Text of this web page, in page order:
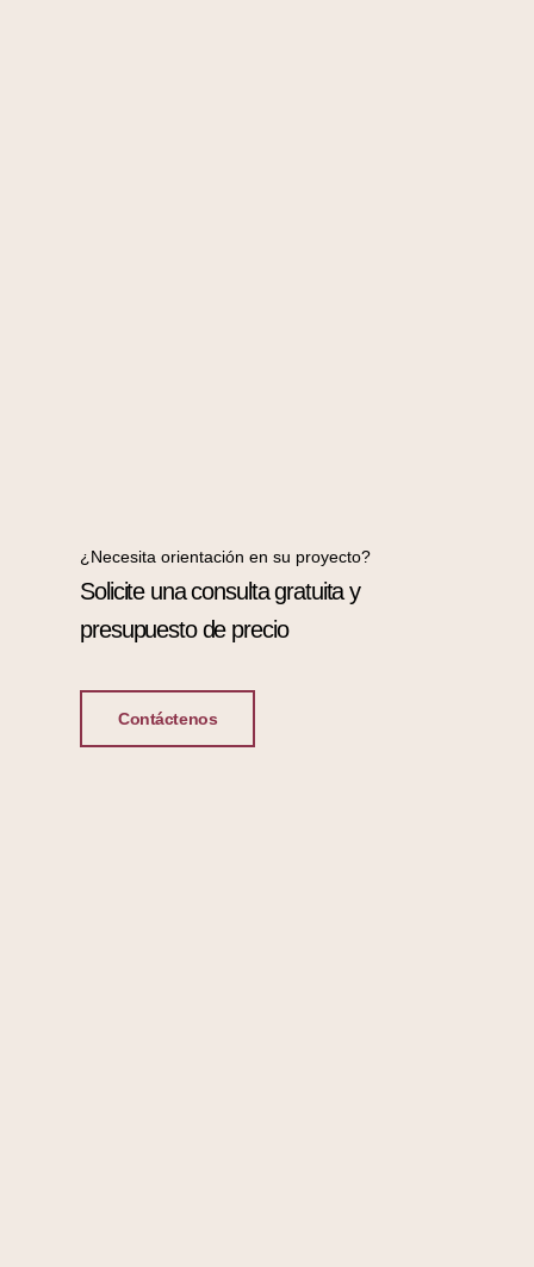
¿Necesita orientación en su proyecto?
Solicite una consulta gratuita y
presupuesto de precio
Contáctenos